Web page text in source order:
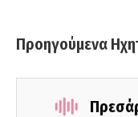
Προηγούμενα